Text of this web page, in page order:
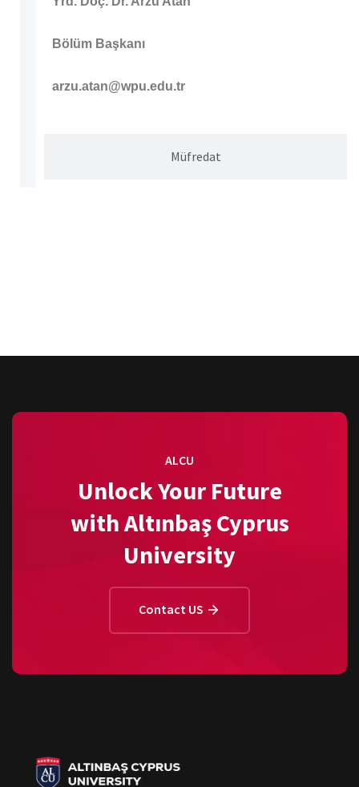
Müfredat
Bölüm Başkanı
arzu.atan@wpu.edu.tr
ALCU
Unlock Your Future
with Altınbaş Cyprus
University
Contact US